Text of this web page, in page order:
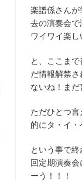
楽譜係さん
去の演奏会
ワイワイ楽し
と、ここま
だ情報解禁
ないね！ま
ただひとつ
的にタ・イ・
という事で
回定期演奏
ーう！！！